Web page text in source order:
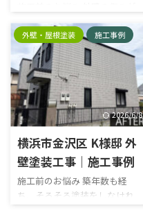
工事エリア横須賀市平作外壁
塗料種類：日本ペイント塗料
名：外壁/パーフェクトトッ
プ 屋根/パーフェクトベスト
色 ...
目立ってきたため塗装を検討し
ていましたが、信頼できる業
者選びに悩んでいました。そん
な時、娘さんが「口コミの評
判が良いよ」と昌栄を勧めて
くれたことが依頼のきっかけに
なりました。 当社を選んだ決
め手は？ 見積もりの際に写真
を見ながら丁寧に説明してい
ただき、とても分かりやすかっ
た。工事内容と費用のバラン
スにも納得できたため、お願
いすることにしました。 施工
外壁・屋根塗装 施工事例
2026/6/8
横浜市金沢区 K様邸 外
壁塗装工事｜施工事例
施工前のお悩み 築年数も経
ち、そろそろ塗装をしなけれ
ばと思っていました。最初にハ